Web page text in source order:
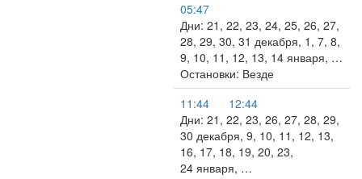
05:47
Дни: 21, 22, 23, 24, 25, 26, 27,
28, 29, 30, 31 декабря, 1, 7, 8,
9, 10, 11, 12, 13, 14 января, …
Остановки: Везде
11:44
12:44
Дни: 21, 22, 23, 26, 27, 28, 29,
30 декабря, 9, 10, 11, 12, 13,
16, 17, 18, 19, 20, 23,
24 января, …